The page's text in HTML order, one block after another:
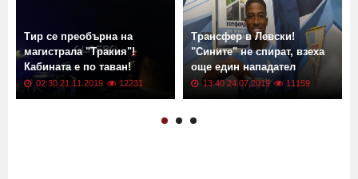
Тир се преобърна на
магистрала "Тракия"!
Кабината е по таван!
02:30 21.11.2019 12231
Трансфер в Левски!
"Сините" не спират, взеха
още един нападател
13:40 24.07.2019 11159